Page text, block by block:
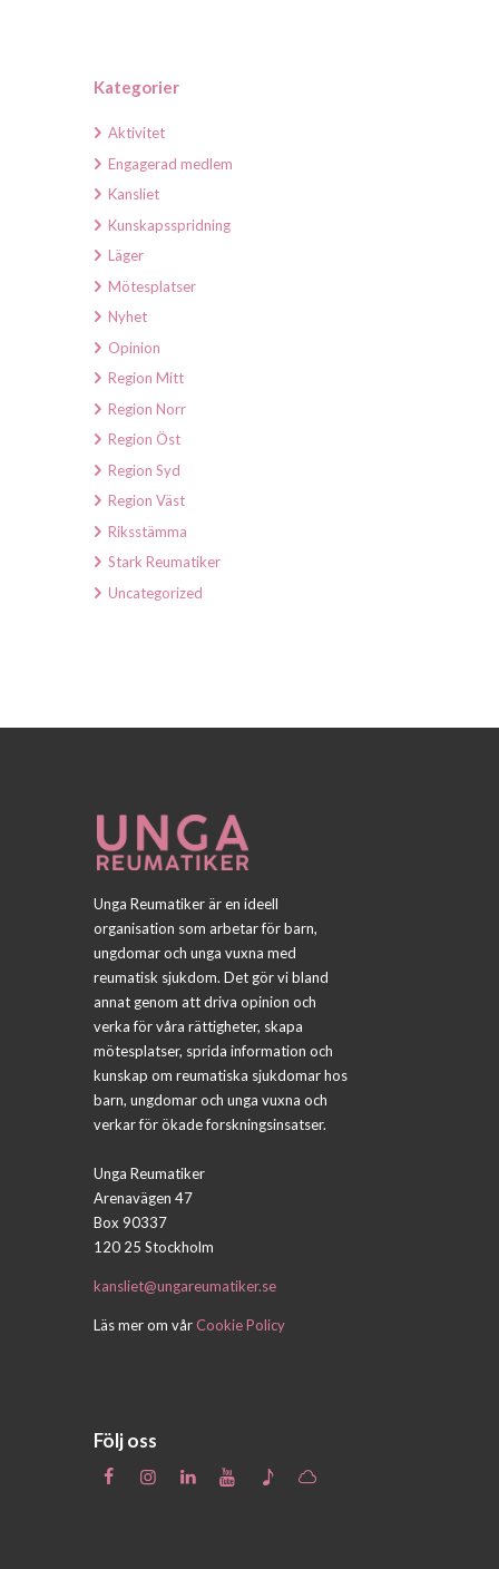
Kategorier
Aktivitet
Engagerad medlem
Kansliet
Kunskapsspridning
Läger
Mötesplatser
Nyhet
Opinion
Region Mitt
Region Norr
Region Öst
Region Syd
Region Väst
Riksstämma
Stark Reumatiker
Uncategorized
Unga Reumatiker är en ideell
organisation som arbetar för barn,
ungdomar och unga vuxna med
reumatisk sjukdom. Det gör vi bland
annat genom att driva opinion och
verka för våra rättigheter, skapa
mötesplatser, sprida information och
kunskap om reumatiska sjukdomar hos
barn, ungdomar och unga vuxna och
verkar för ökade forskningsinsatser.
Unga Reumatiker
Arenavägen 47
Box 90337
120 25 Stockholm
kansliet@ungareumatiker.se
Läs mer om vårCookie Policy
Följ oss